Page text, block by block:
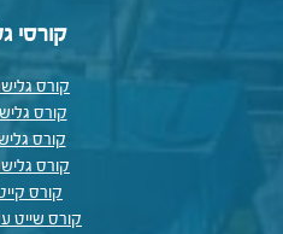
קורסי
קורס
קורס
קורס
קורס
קורס
קורס שייט